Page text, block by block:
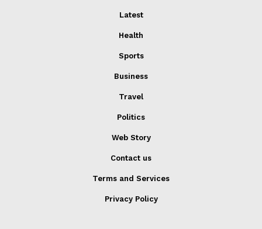
Latest
Health
Sports
Business
Travel
Politics
Web Story
Contact us
Terms and Services
Privacy Policy